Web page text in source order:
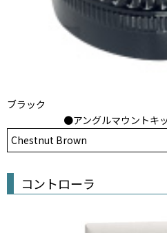
ブラック
●アングルマウントキ
Chestnut Brown
コントローラ